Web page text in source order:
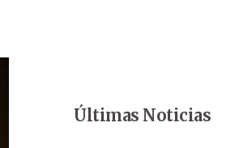
Últimas Noticias